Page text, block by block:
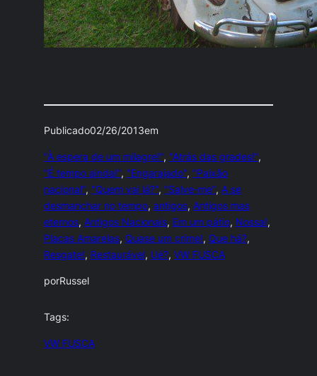
Publicado02/26/2013em
"À espera de um milagre!", "Atrás das grades!"
"É tempo ainda!", "Engarajado", "Paixão
nacional", "Quem vai lá?", "Salve-me", A se
desmanchar no tempo, antigos, Antigos mas
eternos, Antigos Nacionais, Em um pátio, Nossa!
Placas Amarelas, Quase um crime!, Que há?
Resgate!, Restaurável, Ué?, VW FUSCA
porRussel
Tags:
VW FUSCA